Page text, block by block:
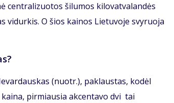
centralizuotos šilumos kilovatvalandės
vidurkis. O šios kainos Lietuvoje svyruoja
(nuotr.), paklaustas, kodėl
pirmiausia akcentavo dvi tai